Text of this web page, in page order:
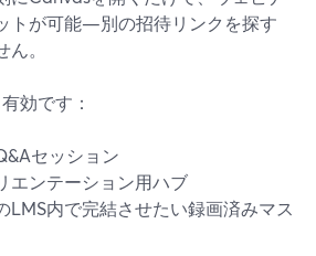
トが可能—別の招待リンクを探す
。
効です：
セッション
エンテーション用ハブ
LMS内で完結させたい録画済みマス